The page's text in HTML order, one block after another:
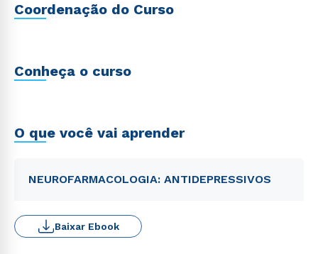
Coordenação do Curso
Conheça o curso
O que você vai aprender
NEUROFARMACOLOGIA: ANTIDEPRESSIVOS
Baixar Ebook